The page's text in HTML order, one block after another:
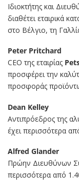
Ιδιοκτήτης και
διαθέτει εταιρικά
στο Βέλγιο, τη
Peter Pritchard
CEO της εταιρίας
προσφέρει την
προσφοράς
Dean Kelley
Αντιπρόεδρος της
έχει περισσότερα
Alfred Glander
Πρώην Διευθύνων
περισσότερα από